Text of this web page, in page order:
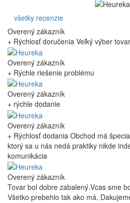
všetky recenzie
Overený zákazník
+ Rýchlosť doručenia Veľký výber
Overený zákazník
+ Rýchle riešenie problému
Overený zákazník
+ rýchle dodanie
Overený zákazník
+ Rýchlosť dodania Obchod má
ktorý sa u nás nedá praktiky nikde
komunikácia
Overený zákazník
Tovar bol dobre zabalený.Vcas sme
Všetko prebehlo tak ako má.